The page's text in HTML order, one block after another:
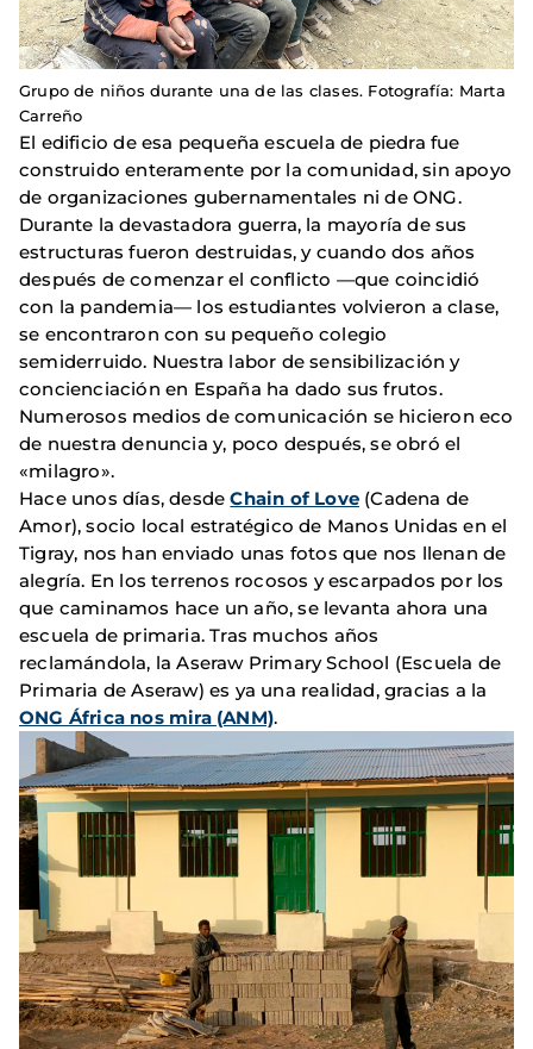
Grupo de niños durante una de las clases. Fotografía: Marta
Carreño
El edificio de esa pequeña escuela de piedra fue
construido enteramente por la comunidad, sin apoyo
de organizaciones gubernamentales ni de ONG.
Durante la devastadora guerra, la mayoría de sus
estructuras fueron destruidas, y cuando dos años
después de comenzar el conflicto —que coincidió
con la pandemia— los estudiantes volvieron a clase,
se encontraron con su pequeño colegio
semiderruido. Nuestra labor de sensibilización y
concienciación en España ha dado sus frutos.
Numerosos medios de comunicación se hicieron eco
de nuestra denuncia y, poco después, se obró el
«milagro».
Hace unos días, desdeChain of Love (Cadena de
Amor), socio local estratégico de Manos Unidas en el
Tigray, nos han enviado unas fotos que nos llenan de
alegría. En los terrenos rocosos y escarpados por los
que caminamos hace un año, se levanta ahora una
escuela de primaria. Tras muchos años
reclamándola, la Aseraw Primary School (Escuela de
Primaria de Aseraw) es ya una realidad, gracias a la
ONG África nos mira (ANM).